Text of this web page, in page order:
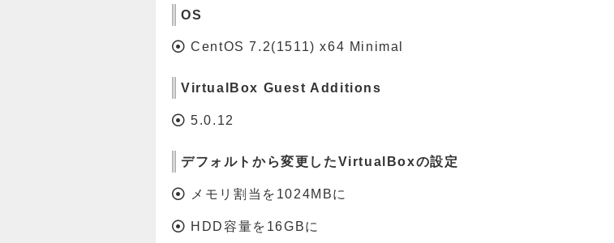
OS
CentOS 7.2(1511) x64 Minimal
VirtualBox Guest Additions
5.0.12
デフォルトから変更したVirtualBoxの設定
メモリ割当を1024MBに
HDD容量を16GBに